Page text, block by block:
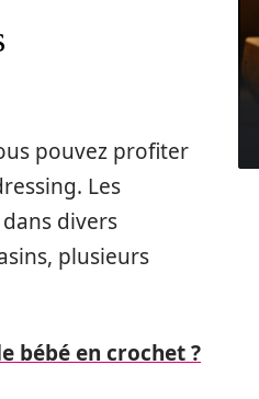
pouvez profiter
Les
divers
plusieurs
bébé en crochet ?